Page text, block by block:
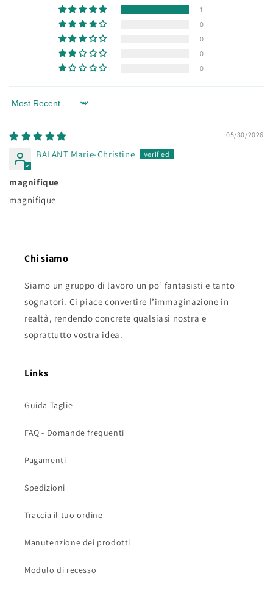
1
0
0
0
0
Sort by
05/30/2026
BALANT Marie-Christine
magnifique
magnifique
Chi siamo
Siamo un gruppo di lavoro un po’ fantasisti e tanto
sognatori. Ci piace convertire l’immaginazione in
realtà, rendendo concrete qualsiasi nostra e
soprattutto vostra idea.
Links
Guida Taglie
FAQ - Domande frequenti
Pagamenti
Spedizioni
Traccia il tuo ordine
Manutenzione dei prodotti
Modulo di recesso